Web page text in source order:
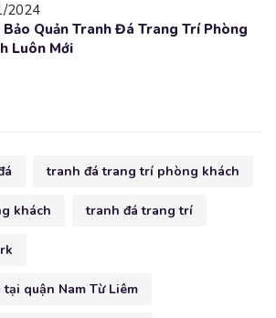
2024
Bảo Quản Tranh Đá Trang Trí Phòng
Luôn Mới
tranh đá trang trí phòng khách
khách tranh đá trang trí
quận Nam Từ Liêm